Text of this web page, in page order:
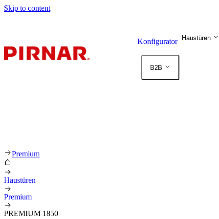
Skip to content
Konfigurator Haustüren
B2B
Premium
Haustüren
Premium
PREMIUM 1850